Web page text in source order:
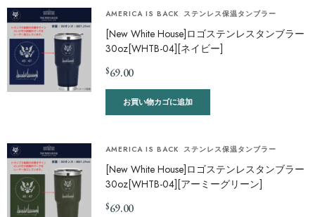
AMERICA IS BACK ステンレス保温タンブラー
[New White House]ロゴステンレスタンブラー
30oz[WHTB-04][ネイビー]
$69.00
お買い物カゴに追加
AMERICA IS BACK ステンレス保温タンブラー
[New White House]ロゴステンレスタンブラー
30oz[WHTB-04][アーミーグリーン]
$69.00